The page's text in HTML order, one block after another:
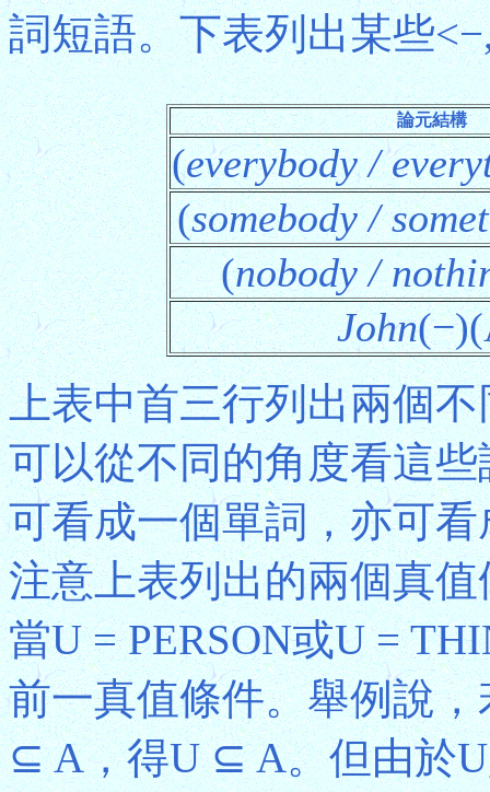
詞短語。下表列出某些
論元結構
(everybody /
(somebody /
(nobody /
John
上表中首三行列出兩個
可以從不同的角度看這
可看成一個單詞，亦可
注意上表列出的兩個真
當U = PERSON或U =
前一真值條件。舉例說，
⊆ A，得U ⊆ A。但由於U